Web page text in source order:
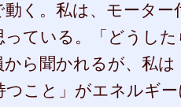
く。私は、モータ
っている。「どうし
ら聞かれるが、私
つこと」がエネルギ